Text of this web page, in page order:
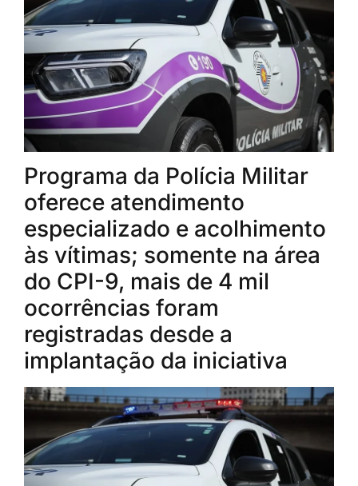
Programa da Polícia Militar
oferece atendimento
especializado e acolhimento
às vítimas; somente na área
do CPI-9, mais de 4 mil
ocorrências foram
registradas desde a
implantação da iniciativa